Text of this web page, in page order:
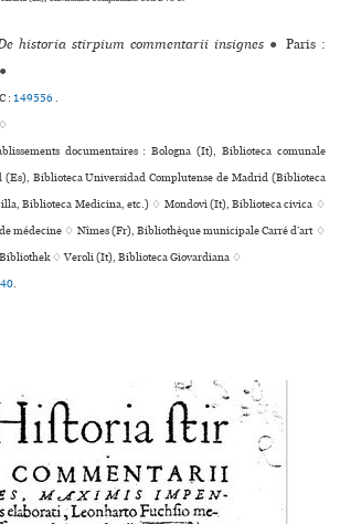
historia stirpium commentarii insignes ● Paris :
●
: 149556.
documentaires : Bologna (It), Biblioteca comu­nale
Biblioteca Universidad Complutense de Madrid (Biblioteca
Biblioteca Medicina, etc.) ♢ Mondovì (It), Biblioteca civica ♢
méde­cine ♢ Nîmes (Fr), Bibliothèque muni­ci­pale Carré d’art ♢
♢ Veroli (It), Biblioteca Giovardiana ♢
.